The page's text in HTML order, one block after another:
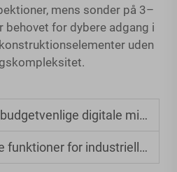
mens sonder på 3–
for dybere adgang i
uden
digitale mikroskop til børn under 50 USD
industrielle endoskoper til kvalitetskontrol